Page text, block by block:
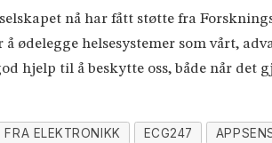
nå har fått støtte fra
å ødelegge helsesystemer som vårt,
hjelp til å beskytte oss, både når
FRA ELEKTRONIKK ECG247